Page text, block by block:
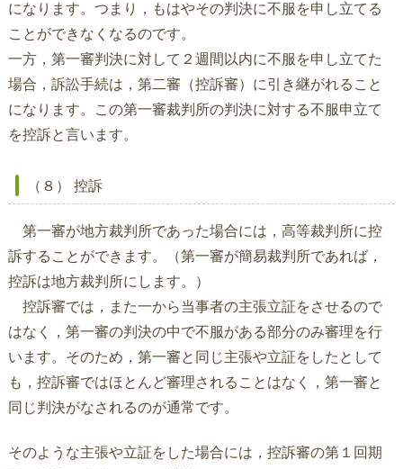
になります。つまり，もはやその判決に不服を申し立てる
ことができなくなるのです。
一方，第一審判決に対して２週間以内に不服を申し立てた
場合，訴訟手続は，第二審（控訴審）に引き継がれること
になります。この第一審裁判所の判決に対する不服申立て
を控訴と言います。
（８） 控訴
第一審が地方裁判所であった場合には，高等裁判所に控
訴することができます。（第一審が簡易裁判所であれば，
控訴は地方裁判所にします。）
控訴審では，また一から当事者の主張立証をさせるので
はなく，第一審の判決の中で不服がある部分のみ審理を行
います。そのため，第一審と同じ主張や立証をしたとして
も，控訴審ではほとんど審理されることはなく，第一審と
同じ判決がなされるのが通常です。
そのような主張や立証をした場合には，控訴審の第１回期